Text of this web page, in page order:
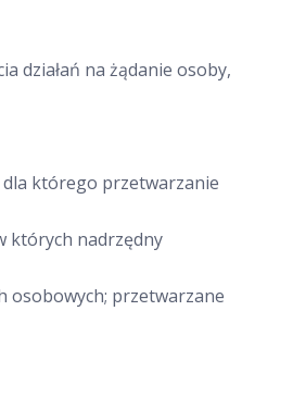
działań na żądanie osoby,
którego przetwarzanie
których nadrzędny
osobowych; przetwarzane